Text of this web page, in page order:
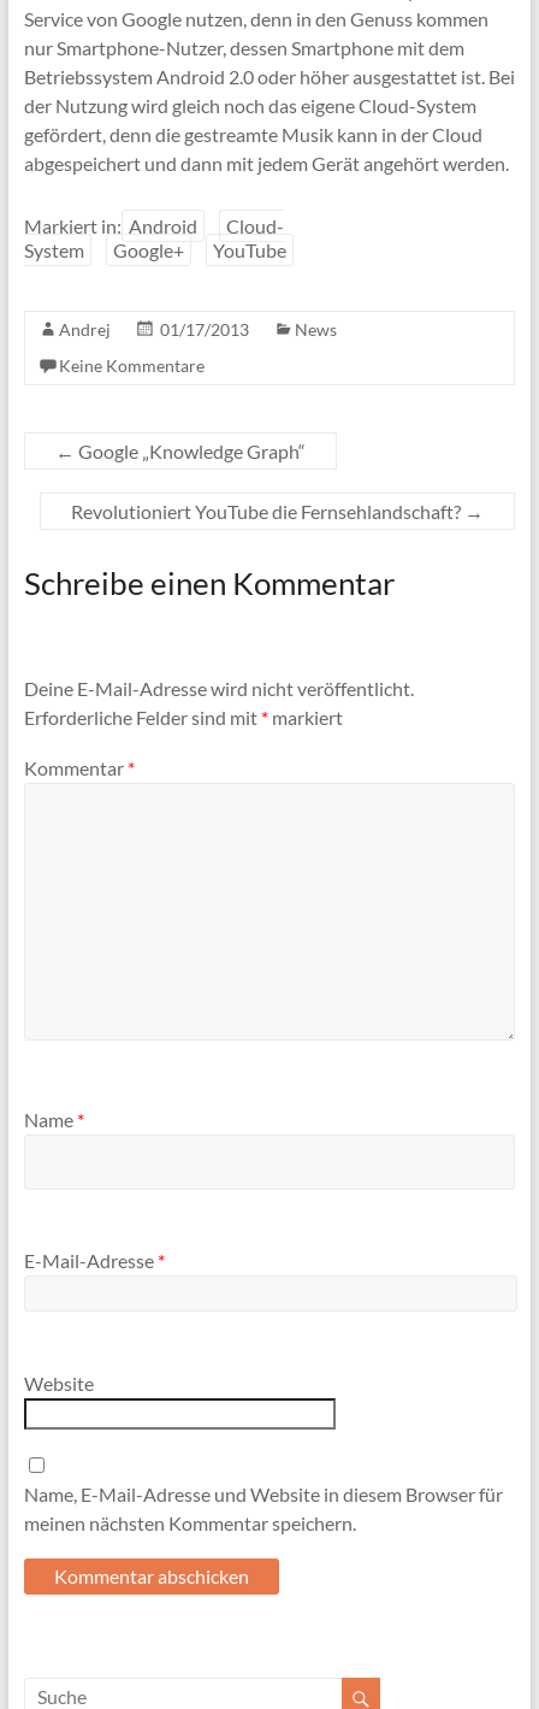
Service von Google nutzen, denn in den Genuss kommen
nur Smartphone-Nutzer, dessen Smartphone mit dem
Betriebssystem Android 2.0 oder höher ausgestattet ist. Bei
der Nutzung wird gleich noch das eigene Cloud-System
gefördert, denn die gestreamte Musik kann in der Cloud
abgespeichert und dann mit jedem Gerät angehört werden.
Markiert in: Android
Cloud-
System
Google+ YouTube
Andrej 01/17/2013
News
Keine Kommentare
← Google „Knowledge Graph“
Revolutioniert YouTube die Fernsehlandschaft? →
Schreibe einen Kommentar
Deine E-Mail-Adresse wird nicht veröffentlicht.
Erforderliche Felder sind mit *markiert
Kommentar *
Name *
E-Mail-Adresse *
Website
Name, E-Mail-Adresse und Website in diesem Browser für
meinen nächsten Kommentar speichern.